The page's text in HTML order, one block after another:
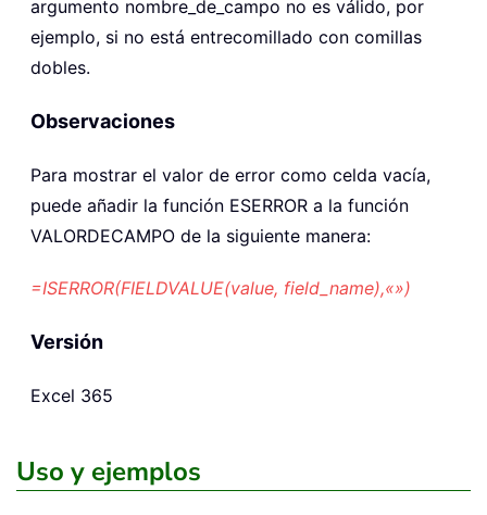
argumento nombre_de_campo no es válido, por
ejemplo, si no está entrecomillado con comillas
dobles.
Observaciones
Para mostrar el valor de error como celda vacía,
puede añadir la función ESERROR a la función
VALORDECAMPO de la siguiente manera:
=ISERROR(FIELDVALUE(value, field_name),«»)
Versión
Excel 365
Uso y ejemplos